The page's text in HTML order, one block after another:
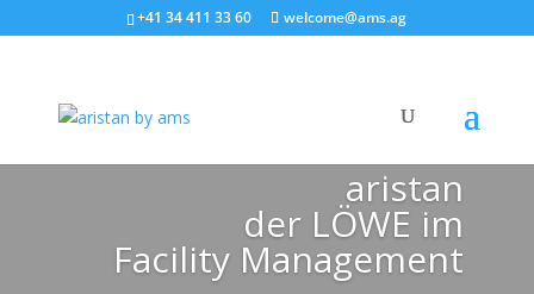
+41 34 411 33 60 welcome@ams.ag
aristan
der LÖWE im
Facility Management